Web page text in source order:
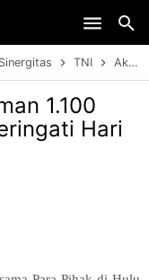
Sinergitas TNI Aksi Kolaborasi Penanaman 1.100 Pohon Di Hulu Merapi Peringati Hari Tanam Pohon Sedunia
1.100
Hari